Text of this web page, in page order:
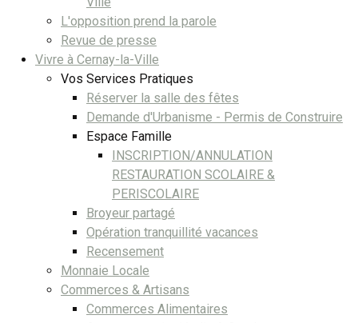
L'opposition prend la parole
Revue de presse
Vivre à Cernay-la-Ville
Vos Services Pratiques
Réserver la salle des fêtes
Demande d'Urbanisme - Permis de Construire
Espace Famille
INSCRIPTION/ANNULATION
RESTAURATION SCOLAIRE &
PERISCOLAIRE
Broyeur partagé
Opération tranquillité vacances
Recensement
Monnaie Locale
Commerces & Artisans
Commerces Alimentaires